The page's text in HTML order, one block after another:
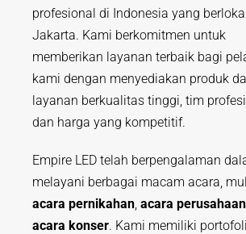
profesional di Indonesia yang
Jakarta. Kami berkomitmen untuk
memberikan layanan terbaik bagi
kami dengan menyediakan produk
layanan berkualitas tinggi, tim
dan harga yang kompetitif.
Empire LED telah berpengalaman
melayani berbagai macam acara,
acara pernikahan, acara perusahaan
acara konser. Kami memiliki